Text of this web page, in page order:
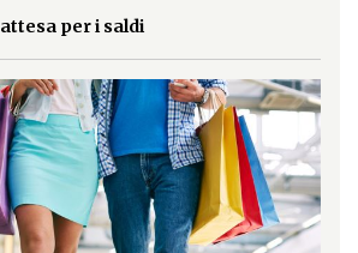
per i saldi